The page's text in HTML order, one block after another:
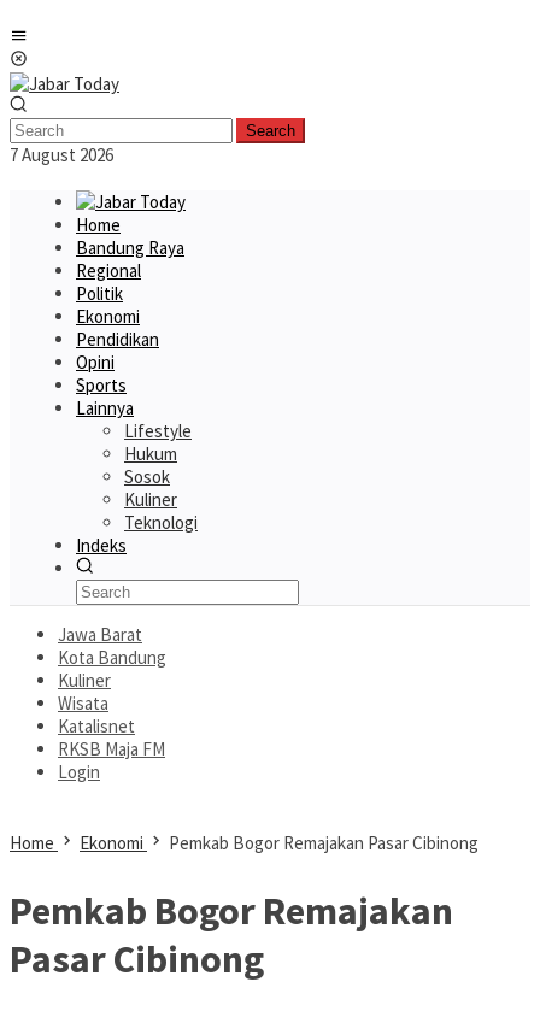
to
content
Search
7 August 2026
Home
Bandung Raya
Regional
Politik
Ekonomi
Pendidikan
Opini
Sports
Lainnya
Lifestyle
Hukum
Sosok
Kuliner
Teknologi
Indeks
Jawa Barat
Kota Bandung
Kuliner
Wisata
Katalisnet
RKSB Maja FM
Login
Home Ekonomi Pemkab Bogor Remajakan Pasar Cibinong
Pemkab Bogor Remajakan
Pasar Cibinong